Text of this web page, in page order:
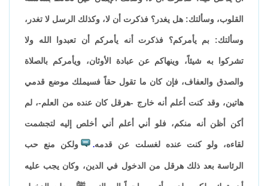
القلوب، وسألتك: هل يغدر؟ فذكرت أن لا، وكذلك الرسل لا تغدر،
وسألتك: بم يأمركم؟ فذكرت أنه يأمركم أن تعبدوا الله ولا
تشركوا به شيئاً، وينهاكم عن عبادة الأوثان، ويأمركم بالصلاة
والصدق والعفاف، فإن كان ما تقول حقاً فسيملك موضع قدمي
هاتين، وقد كنت أعلم أنه خارج -هرقل كان عنده من العلم-، لم
أكن أظن أنه منكم، فلو أني أعلم أني أخلص إليه لتجشمت
لقاءه، ولو كنت عنده لغسلت عن قدمه. ولكن منع حب
الرئاسة بعد ذلك هرقل من الدخول في الدين، وكان يجب عليه